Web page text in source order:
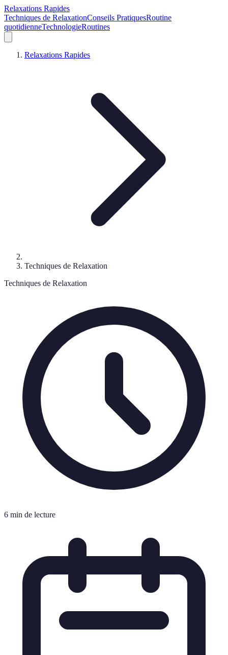
Relaxations Rapides
Techniques de RelaxationConseils PratiquesRoutine
quotidienneTechnologieRoutines
Relaxations Rapides
Techniques de Relaxation
Techniques de Relaxation
6 min de lecture